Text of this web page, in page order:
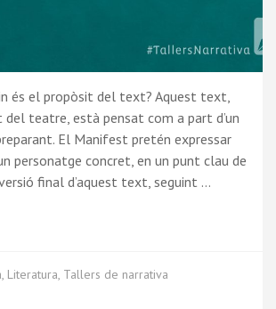
és el propòsit del text? Aquest text,
teatre, està pensat com a part d’un
El Manifest pretén expressar
personatge concret, en un punt clau de
final d’aquest text, seguint …
, Literatura, Tallers de narrativa